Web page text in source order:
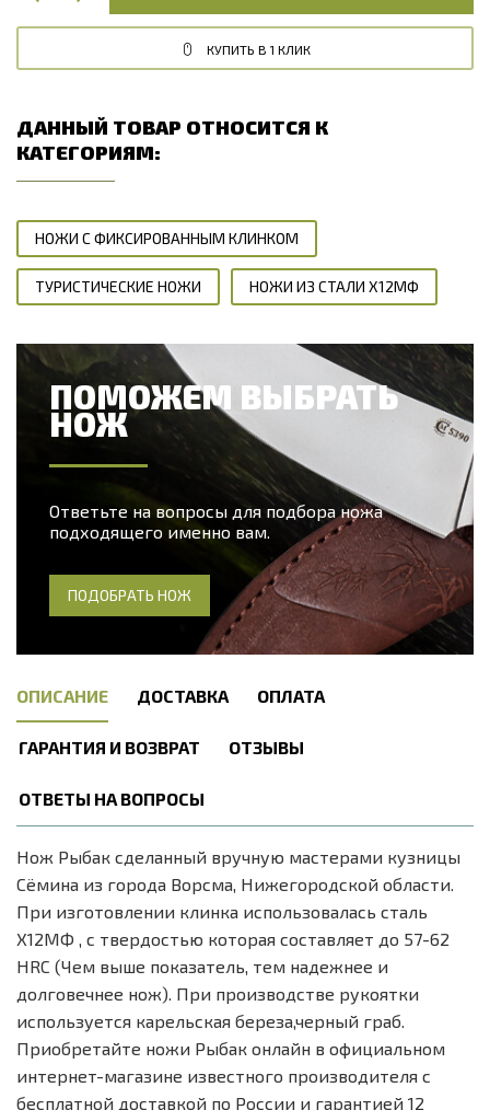
КУПИТЬ В 1 КЛИК
ДАННЫЙ ТОВАР ОТНОСИТСЯ К
КАТЕГОРИЯМ:
НОЖИ С ФИКСИРОВАННЫМ КЛИНКОМ
ТУРИСТИЧЕСКИЕ НОЖИ НОЖИ ИЗ СТАЛИ Х12МФ
ПОМОЖЕМ ВЫБРАТЬ
НОЖ
Ответьте на вопросы для подбора ножа
подходящего именно вам.
ПОДОБРАТЬ НОЖ
ОПИСАНИЕ ДОСТАВКА ОПЛАТА
ГАРАНТИЯ И ВОЗВРАТ ОТЗЫВЫ
ОТВЕТЫ НА ВОПРОСЫ
Нож Рыбак сделанный вручную мастерами кузницы
Сёмина из города Ворсма, Нижегородской области.
При изготовлении клинка использовалась сталь
Х12МФ , с твердостью которая составляет до 57-62
HRC (Чем выше показатель, тем надежнее и
долговечнее нож). При производстве рукоятки
используется карельская береза,черный граб.
Приобретайте ножи Рыбак онлайн в официальном
интернет-магазине известного производителя с
бесплатной доставкой по России и гарантией 12